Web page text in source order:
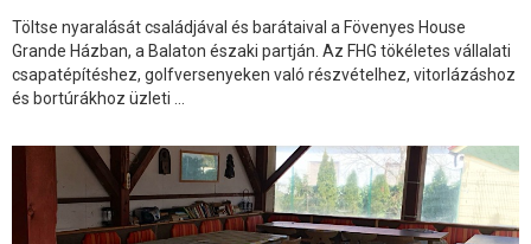
Töltse nyaralását családjával és barátaival a Fövenyes House
Grande Házban, a Balaton északi partján. Az FHG tökéletes vállalati
csapatépítéshez, golfversenyeken való részvételhez, vitorlázáshoz
és bortúrákhoz üzleti ...